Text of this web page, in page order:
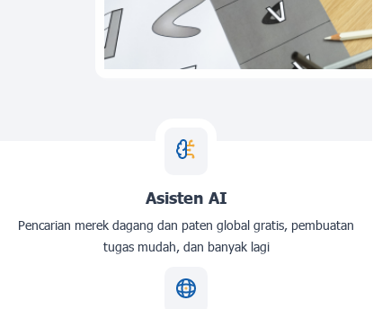
Asisten AI
Pencarian merek dagang dan paten global gratis, pembuatan
tugas mudah, dan banyak lagi